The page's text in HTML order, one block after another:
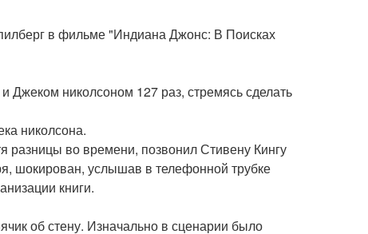
в фильме "Индиана Джонс: В Поисках
николсоном 127 раз, стремясь сделать
николсона.
разницы во времени, позвонил Стивену Кингу
шокирован, услышав в телефонной трубке
книги.
об стену. Изначально в сценарии было